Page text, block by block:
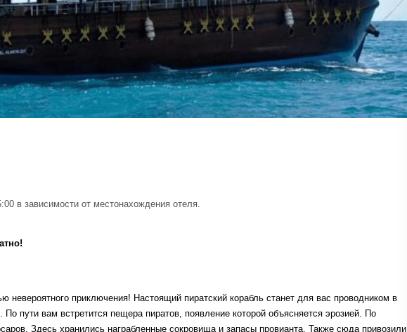
в зависимости от местонахождения отеля.
невероятного приключения! Настоящий пиратский корабль станет для вас проводником в
пути вам встретится пещера пиратов, появление которой объясняется эрозией. По
Здесь хранились награбленные сокровища и запасы провианта. Также сюда привозили